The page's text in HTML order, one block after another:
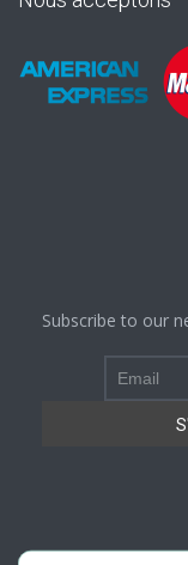
Subscribe to our